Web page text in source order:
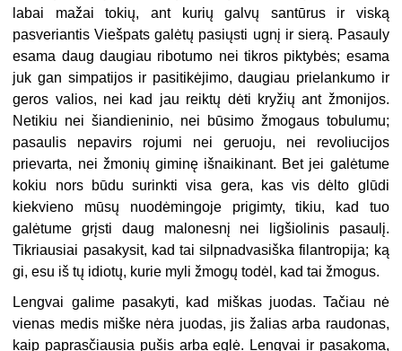
labai mažai tokių, ant kurių galvų santūrus ir viską
pasveriantis Viešpats galėtų pasiųsti ugnį ir sierą. Pasauly
esama daug daugiau ribotumo nei tikros piktybės; esama
juk gan simpatijos ir pasitikėjimo, daugiau prielankumo ir
geros valios, nei kad jau reiktų dėti kryžių ant žmonijos.
Netikiu nei šiandieninio, nei būsimo žmogaus tobulumu;
pasaulis nepavirs rojumi nei geruoju, nei revoliucijos
prievarta, nei žmonių giminę išnaikinant. Bet jei galėtume
kokiu nors būdu surinkti visa gera, kas vis dėlto glūdi
kiekvieno mūsų nuodėmingoje prigimty, tikiu, kad tuo
galėtume grįsti daug malonesnį nei ligšiolinis pasaulį.
Tikriausiai pasakysit, kad tai silpnadvasiška filantropija; ką
gi, esu iš tų idiotų, kurie myli žmogų todėl, kad tai žmogus.
Lengvai galime pasakyti, kad miškas juodas. Tačiau nė
vienas medis miške nėra juodas, jis žalias arba raudonas,
kaip paprasčiausia pušis arba eglė. Lengvai ir pasakoma,